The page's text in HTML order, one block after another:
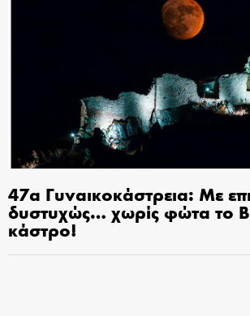
47α Γυναικοκάστρεια: Με
δυστυχώς… χωρίς φώτα το
κάστρο!